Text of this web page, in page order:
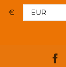
€